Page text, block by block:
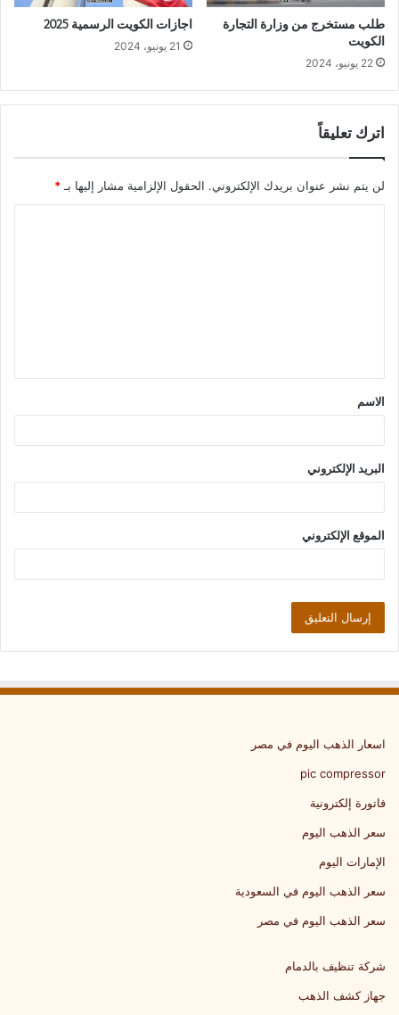
طلب مستخرج من وزارة التجارة
الكويت
22 يونيو، 2024
اجازات الكويت الرسمية 2025
21 يونيو، 2024
اترك تعليقاً
لن يتم نشر عنوان بريدك الإلكتروني. الحقول الإلزامية مشار إليها بـ *
ق
*
الاسم
البريد الإلكتروني
الموقع الإلكتروني
اسعار الذهب اليوم في مصر
pic compressor
فاتورة إلكترونية
سعر الذهب اليوم
الإمارات اليوم
سعر الذهب اليوم في السعودية
سعر الذهب اليوم في مصر
شركة تنظيف بالدمام
جهاز كشف الذهب